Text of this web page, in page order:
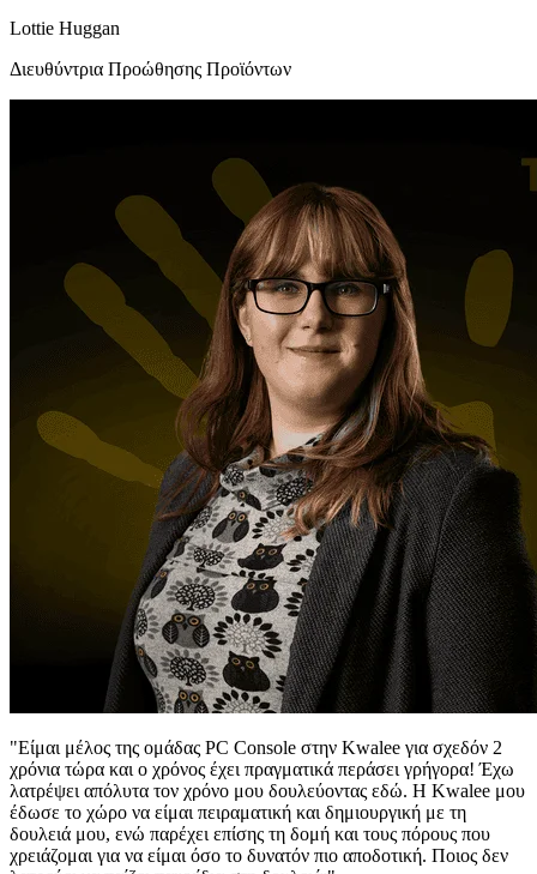
Lottie Huggan
Διευθύντρια Προώθησης Προϊόντων
"Είμαι μέλος της ομάδας PC Console στην Kwalee για σχεδόν 2
χρόνια τώρα και ο χρόνος έχει πραγματικά περάσει γρήγορα! Έχω
λατρέψει απόλυτα τον χρόνο μου δουλεύοντας εδώ. Η Kwalee μου
έδωσε το χώρο να είμαι πειραματική και δημιουργική με τη
δουλειά μου, ενώ παρέχει επίσης τη δομή και τους πόρους που
χρειάζομαι για να είμαι όσο το δυνατόν πιο αποδοτική. Ποιος δεν